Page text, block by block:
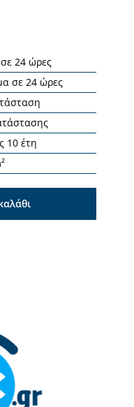
24 ώρες
σε 24 ώρες
10 έτη